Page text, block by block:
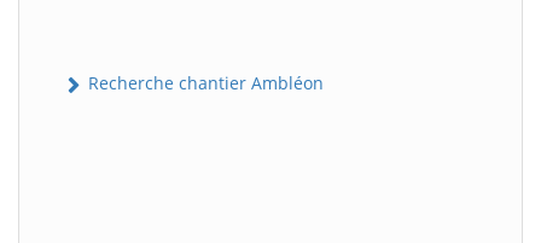
Recherche chantier Ambléon